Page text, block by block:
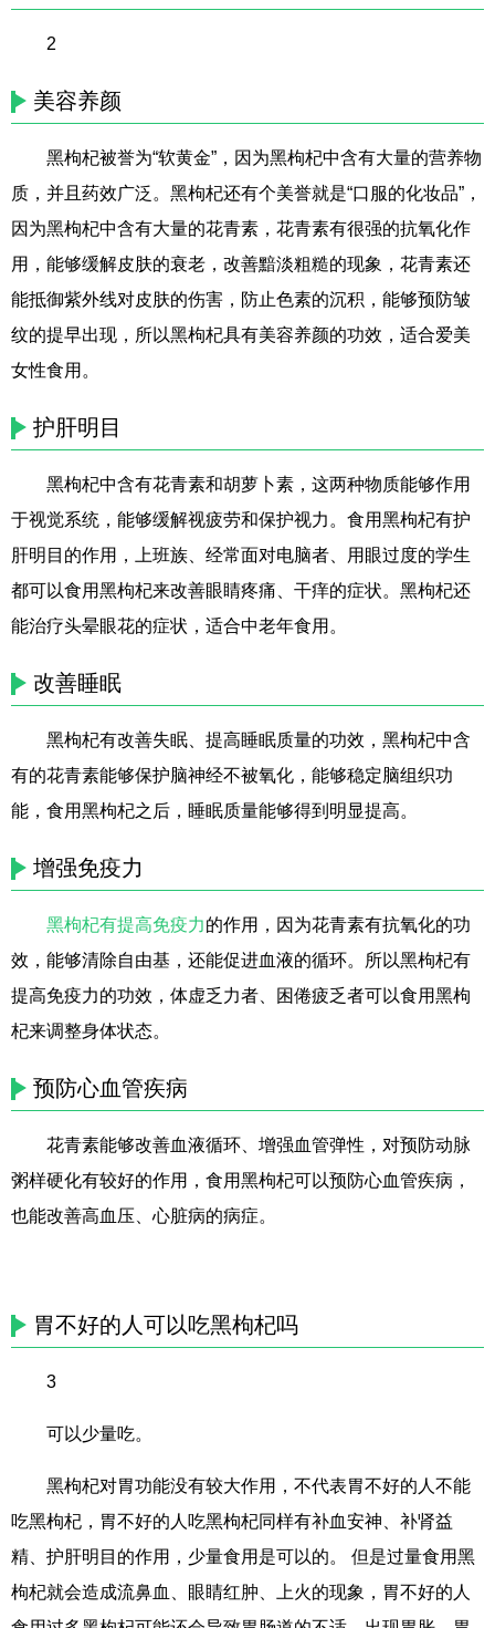
2
美容养颜
黑枸杞被誉为“软黄金”，因为黑枸杞中含有大量的营养物
质，并且药效广泛。黑枸杞还有个美誉就是“口服的化妆品”，
因为黑枸杞中含有大量的花青素，花青素有很强的抗氧化作
用，能够缓解皮肤的衰老，改善黯淡粗糙的现象，花青素还
能抵御紫外线对皮肤的伤害，防止色素的沉积，能够预防皱
纹的提早出现，所以黑枸杞具有美容养颜的功效，适合爱美
女性食用。
护肝明目
黑枸杞中含有花青素和胡萝卜素，这两种物质能够作用
于视觉系统，能够缓解视疲劳和保护视力。食用黑枸杞有护
肝明目的作用，上班族、经常面对电脑者、用眼过度的学生
都可以食用黑枸杞来改善眼睛疼痛、干痒的症状。黑枸杞还
能治疗头晕眼花的症状，适合中老年食用。
改善睡眠
黑枸杞有改善失眠、提高睡眠质量的功效，黑枸杞中含
有的花青素能够保护脑神经不被氧化，能够稳定脑组织功
能，食用黑枸杞之后，睡眠质量能够得到明显提高。
增强免疫力
黑枸杞有提高免疫力的作用，因为花青素有抗氧化的功
效，能够清除自由基，还能促进血液的循环。所以黑枸杞有
提高免疫力的功效，体虚乏力者、困倦疲乏者可以食用黑枸
杞来调整身体状态。
预防心血管疾病
花青素能够改善血液循环、增强血管弹性，对预防动脉
粥样硬化有较好的作用，食用黑枸杞可以预防心血管疾病，
也能改善高血压、心脏病的病症。
胃不好的人可以吃黑枸杞吗
3
可以少量吃。
黑枸杞对胃功能没有较大作用，不代表胃不好的人不能
吃黑枸杞，胃不好的人吃黑枸杞同样有补血安神、补肾益
精、护肝明目的作用，少量食用是可以的。 但是过量食用黑
枸杞就会造成流鼻血、眼睛红肿、上火的现象，胃不好的人